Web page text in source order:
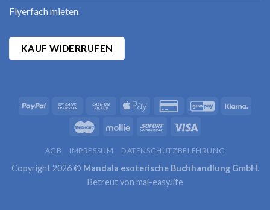
Flyerfach mieten
KAUF WIDERRUFEN
AGB IMPRESSUM DATENSCHUTZBELEHRUNG
Copyright 2026 © Mandala esoterische Buchhandlung GmbH.
Betreut von mai-easy.life